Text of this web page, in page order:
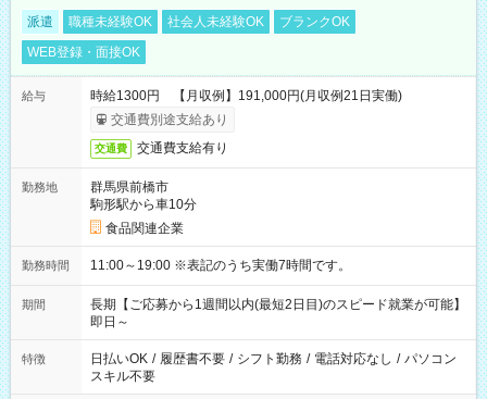
派遣 職種未経験OK 社会人未経験OK
ブランクOK
WEB登録・面接OK
給与
時給1300円 【月収例】191,000円(月収例21日実働)
交通費別途支給あり
交通費 交通費支給有り
勤務地
群馬県前橋市
駒形駅から車10分
食品関連企業
勤務時間 11:00～19:00 ※表記のうち実働7時間です。
期間
長期【ご応募から1週間以内(最短2日目)のスピード就業が可能】
即日～
特徴 日払いOK / 履歴書不要 / シフト勤務 / 電話対応なし / パソコン
スキル不要